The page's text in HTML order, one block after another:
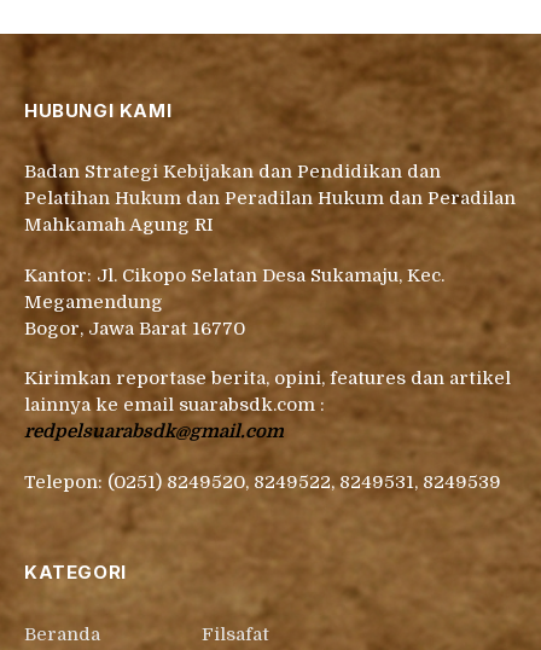
HUBUNGI KAMI
Badan Strategi Kebijakan dan Pendidikan dan
Pelatihan Hukum dan Peradilan Hukum dan Peradilan
Mahkamah Agung RI
Kantor: Jl. Cikopo Selatan Desa Sukamaju, Kec.
Megamendung
Bogor, Jawa Barat 16770
Kirimkan reportase berita, opini, features dan artikel
lainnya ke email suarabsdk.com :
redpelsuarabsdk@gmail.com
Telepon: (0251) 8249520, 8249522, 8249531, 8249539
KATEGORI
Beranda
Filsafat